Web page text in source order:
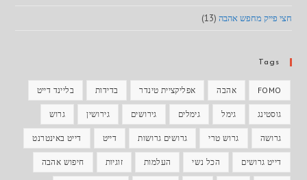
חצי פייק מחפש אהבה (13)
Tags
FOMO אהבה אפליקציית טינדר בדידות בליינד דייט
גוסטינג גימל גימלים גירושים גירושין גרוש
גרושה גרוש טרי גרושים גרושות דייט דייט באינטרנט
דייט גרושים הכל נשי העלמות זוגיות חיפוש אהבה